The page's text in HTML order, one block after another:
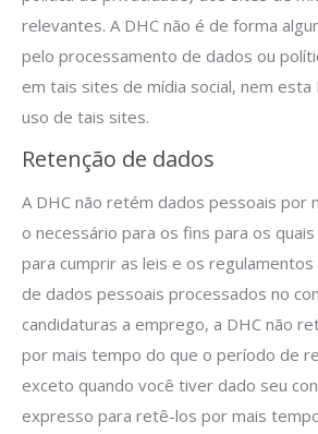
relevantes. A DHC não é de forma
pelo processamento de dados ou
em tais sites de mídia social, nem esta
uso de tais sites.
Retenção de dados
A DHC não retém dados pessoais por
o necessário para os fins para os
para cumprir as leis e os regulamentos
de dados pessoais processados no
candidaturas a emprego, a DHC não
por mais tempo do que o período de
exceto quando você tiver dado seu
expresso para retê-los por mais